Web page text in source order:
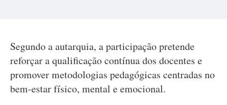
Segundo a autarquia, a participação pretende
reforçar a qualificação contínua dos docentes e
promover metodologias pedagógicas centradas no
bem-estar físico, mental e emocional.